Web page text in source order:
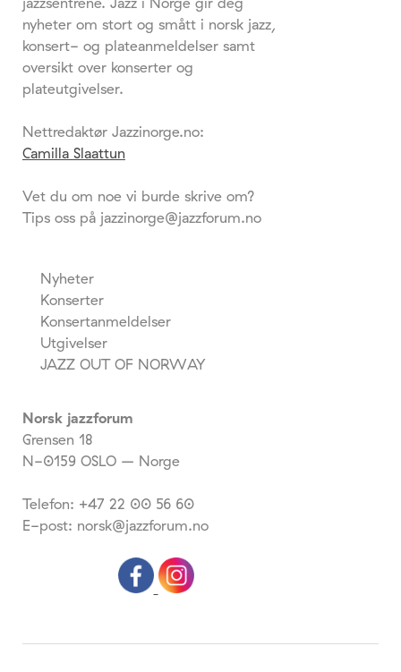
nyheter om stort og smått i norsk jazz,
konsert- og plateanmeldelser samt
oversikt over konserter og
plateutgivelser.
Nettredaktør Jazzinorge.no:
Camilla Slaattun
Vet du om noe vi burde skrive om?
Tips oss på jazzinorge@jazzforum.no
Nyheter
Konserter
Konsertanmeldelser
Utgivelser
JAZZ OUT OF NORWAY
Norsk jazzforum
Grensen 18
N-0159 OSLO – Norge
Telefon: +47 22 00 56 60
E-post: norsk@jazzforum.no